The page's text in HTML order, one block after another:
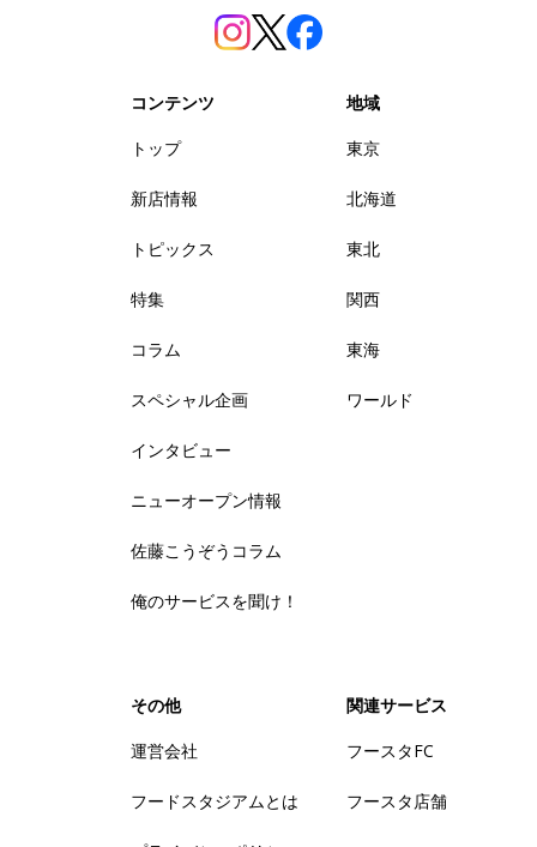
コンテンツ
トップ
新店情報
トピックス
特集
コラム
スペシャル企画
インタビュー
ニューオープン情報
佐藤こうぞうコラム
俺のサービスを聞け！
地域
東京
北海道
東北
関西
東海
ワールド
その他
運営会社
フードスタジアムとは
関連サービス
フースタFC
フースタ店舗